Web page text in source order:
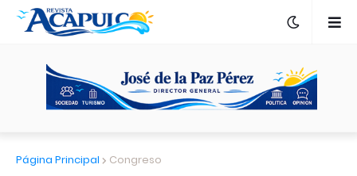
Página Principal Congreso